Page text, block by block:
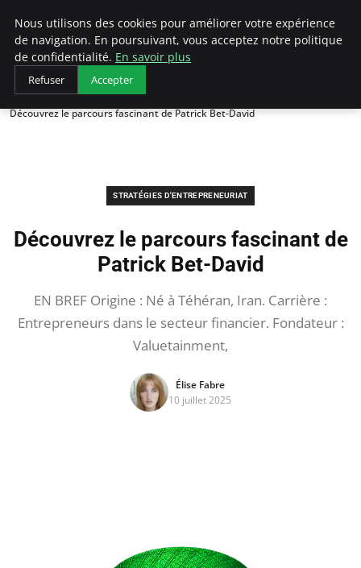
LECFCM
Accueil
Stratégies d'entrepreneuriat
Découvrez le parcours fascinant de Patrick Bet-David
STRATÉGIES D'ENTREPRENEURIAT
Découvrez le parcours fascinant de
Patrick Bet-David
EN BREF Origine : Né à Téhéran, Iran. Carrière :
Entrepreneurs dans le secteur financier. Fondateur :
Valuetainment,
Élise Fabre
10 juillet 2025
Nous utilisons des cookies pour améliorer votre expérience
de navigation. En poursuivant, vous acceptez notre politique
de confidentialité. En savoir plus
Refuser Accepter